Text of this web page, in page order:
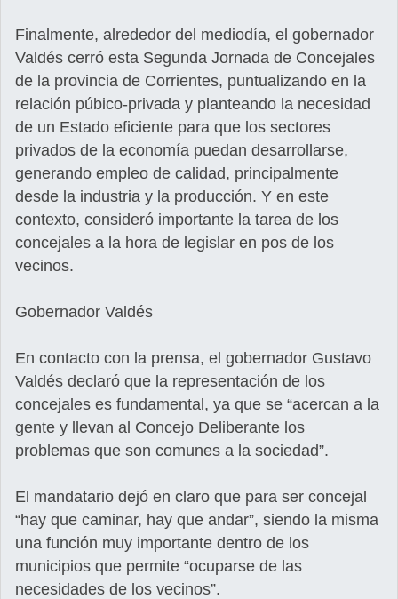
Finalmente, alrededor del mediodía, el gobernador
Valdés cerró esta Segunda Jornada de Concejales
de la provincia de Corrientes, puntualizando en la
relación púbico-privada y planteando la necesidad
de un Estado eficiente para que los sectores
privados de la economía puedan desarrollarse,
generando empleo de calidad, principalmente
desde la industria y la producción. Y en este
contexto, consideró importante la tarea de los
concejales a la hora de legislar en pos de los
vecinos.
Gobernador Valdés
En contacto con la prensa, el gobernador Gustavo
Valdés declaró que la representación de los
concejales es fundamental, ya que se “acercan a la
gente y llevan al Concejo Deliberante los
problemas que son comunes a la sociedad”.
El mandatario dejó en claro que para ser concejal
“hay que caminar, hay que andar”, siendo la misma
una función muy importante dentro de los
municipios que permite “ocuparse de las
necesidades de los vecinos”.